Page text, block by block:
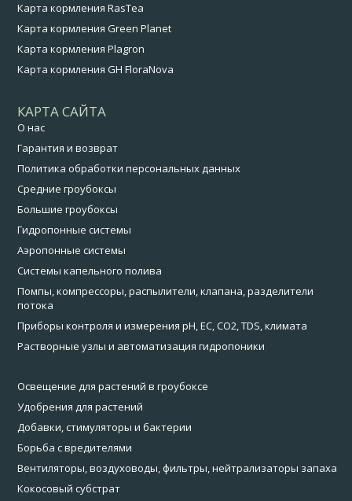
Карта кормления RasTea
Карта кормления Green Planet
Карта кормления Plagron
Карта кормления GH FloraNova
КАРТА САЙТА
О нас
Гарантия и возврат
Политика обработки персональных данных
Средние гроубоксы
Большие гроубоксы
Гидропонные системы
Аэропонные системы
Системы капельного полива
Помпы, компрессоры, распылители, клапана, разделители
потока
Приборы контроля и измерения pH, EC, CO2, TDS, климата
Растворные узлы и автоматизация гидропоники
Освещение для растений в гроубоксе
Удобрения для растений
Добавки, стимуляторы и бактерии
Борьба с вредителями
Вентиляторы, воздуховоды, фильтры, нейтрализаторы запаха
Кокосовый субстрат